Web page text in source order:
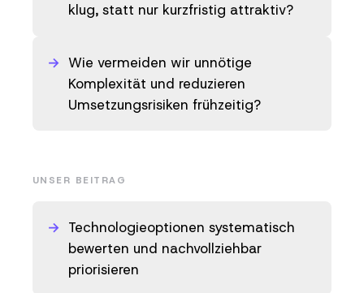
klug, statt nur kurzfristig attraktiv?
Wie vermeiden wir unnötige
Komplexität und reduzieren
Umsetzungsrisiken frühzeitig?
UNSER BEITRAG
Technologieoptionen systematisch
bewerten und nachvollziehbar
priorisieren